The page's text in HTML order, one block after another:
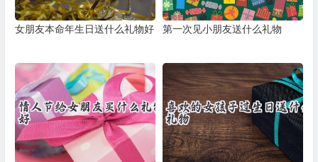
女朋友本命年生日送什么礼物好 第一次见小朋友送什么礼物